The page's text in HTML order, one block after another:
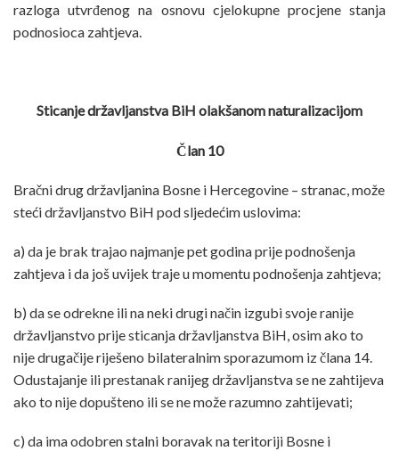
razloga utvrđenog na osnovu cjelokupne procjene stanja
podnosioca zahtjeva.
Sticanje državljanstva BiH olakšanom naturalizacijom
Član 10
Bračni drug državljanina Bosne i Hercegovine – stranac, može
steći državljanstvo BiH pod sljedećim uslovima:
a) da je brak trajao najmanje pet godina prije podnošenja
zahtjeva i da još uvijek traje u momentu podnošenja zahtjeva;
b) da se odrekne ili na neki drugi način izgubi svoje ranije
državljanstvo prije sticanja državljanstva BiH, osim ako to
nije drugačije riješeno bilateralnim sporazumom iz člana 14.
Odustajanje ili prestanak ranijeg državljanstva se ne zahtijeva
ako to nije dopušteno ili se ne može razumno zahtijevati;
c) da ima odobren stalni boravak na teritoriji Bosne i